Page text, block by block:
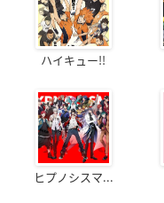
ハイキュー!!
ヒプノシスマ...